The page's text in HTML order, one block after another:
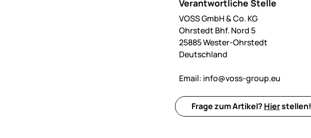
Verantwortliche Stelle
VOSS GmbH & Co. KG
Ohrstedt Bhf. Nord 5
25885 Wester-Ohrstedt
Deutschland
Email: info@voss-group.eu
Frage zum Artikel? Hierstellen!